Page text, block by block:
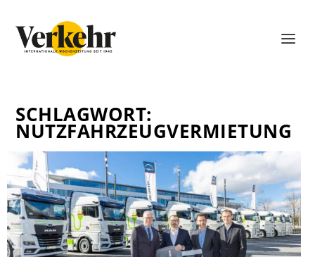
SCHLAGWORT:
NUTZFAHRZEUGVERMIETUNG